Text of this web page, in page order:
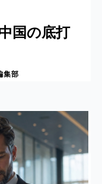
国の底打
集部